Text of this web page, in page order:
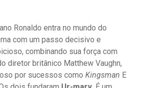
Ronaldo entra no mundo do
com um passo decisivo e
combinando sua força com
diretor britânico Matthew Vaughn,
por sucessos comoKingsman E